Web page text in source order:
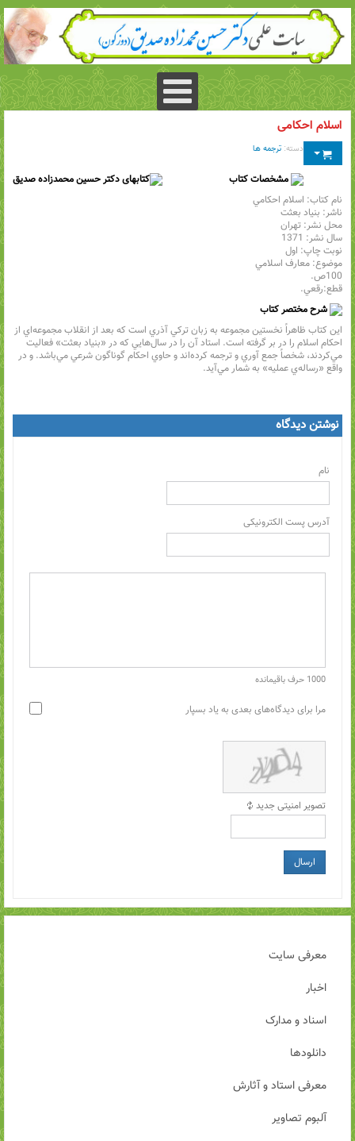
اسلام احکامی
دسته: ترجمه ها
مشخصات کتاب
نام كتاب: اسلام احكامي
ناشر: بنياد بعثت
محل نشر: تهران
سال نشر: 1371
نوبت چاپ: اول
موضوع: معارف اسلامي
100ص.
قطع:رقعي.
شرح مختصر كتاب
اين كتاب ظاهراً نخستين مجموعه به زبان تركي آذري است كه بعد از انقلاب مجموعه‌اي از
احكام اسلام را در بر گرفته است. استاد آن را در سال‌هايي كه در «بنياد بعثت» فعاليت
مي‌كردند، شخصاً جمع آوري و ترجمه كرده‌اند و حاوي احكام گوناگون شرعي مي‌باشد. و در
واقع «رساله‌ي عمليه» به شمار مي‌آيد.
نوشتن دیدگاه
نام
آدرس پست الکترونیکی
1000 حرف باقیمانده
مرا برای دیدگاه‌های بعدی به یاد بسپار
تصویر امنیتی جدید
ارسال
معرفی سایت
اخبار
اسناد و مدارک
دانلودها
معرفی استاد و آثارش
آلبوم تصاویر